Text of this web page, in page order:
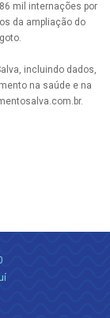
mil internações por
da ampliação do
incluindo dados,
na saúde e na